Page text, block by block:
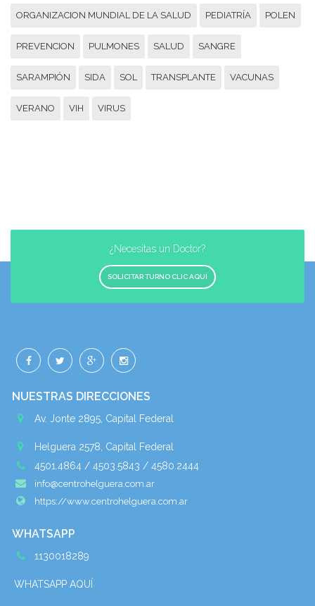
ORGANIZACION MUNDIAL DE LA SALUD PEDIATRÍA POLEN
PREVENCION PULMONES SALUD SANGRE
SARAMPIÓN SIDA SOL TRANSPLANTE VACUNAS
VERANO VIH VIRUS
¿Necesitas un Doctor?
SOLICITAR TURNO CLIC AQUÍ
NUESTRAS DIRECCIONES
Av. Jonte 2895, Capital Federal
Helguera 2578, Capital Federal
4501.4864 / 4503.5843 / 4580.2444
info@centrohelguera.com.ar
https://www.centrohelguera.com.ar
WHATSAPP
1130018289
WHATSAPP AQUÍ